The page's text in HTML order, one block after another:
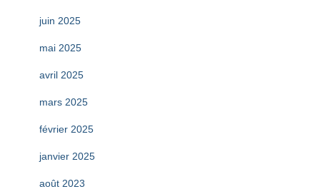
juin 2025
mai 2025
avril 2025
mars 2025
février 2025
janvier 2025
août 2023